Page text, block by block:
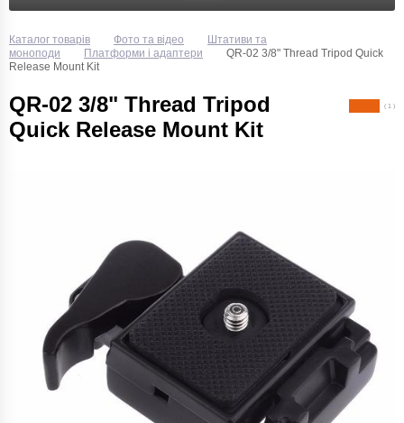
Каталог товарів Фото та відео
Штативи та
моноподи
Платформи і адаптери
QR-02 3/8" Thread Tripod Quick
Release Mount Kit
QR-02 3/8" Thread Tripod
Quick Release Mount Kit
( 1 )